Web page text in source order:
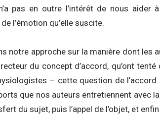
pas en outre l’intérêt de nous aider
l’émotion qu’elle suscite.
notre approche sur la manière dont les
du concept d’accord, qu’ont tenté
– cette question de
que nos auteurs entretiennent avec
du sujet, puis l’appel de l’objet, et